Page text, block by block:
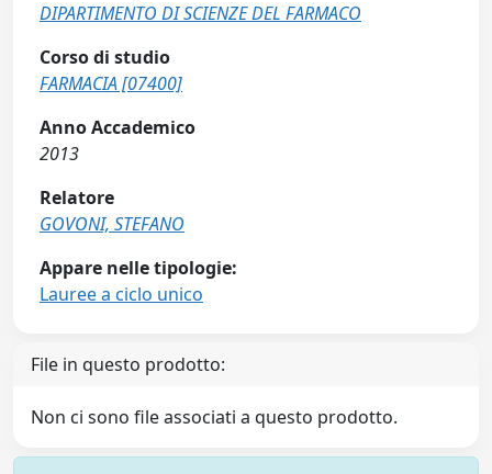
DIPARTIMENTO DI SCIENZE DEL FARMACO
Corso di studio
FARMACIA [07400]
Anno Accademico
2013
Relatore
GOVONI, STEFANO
Appare nelle tipologie:
Lauree a ciclo unico
File in questo prodotto:
Non ci sono file associati a questo prodotto.